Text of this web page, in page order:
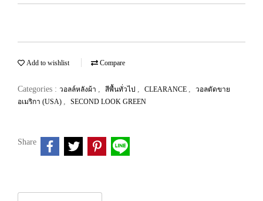
Add to wishlist Compare
Categories : วอลล์หลังผ้า , สีพื้นทั่วไป , CLEARANCE ,
วอลตัดขาย
อเมริกา (USA) , SECOND LOOK GREEN
Share